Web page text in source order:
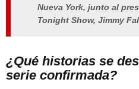
Nueva York, junto al
Tonight Show, Jimmy
¿Qué historias se
serie confirmada?